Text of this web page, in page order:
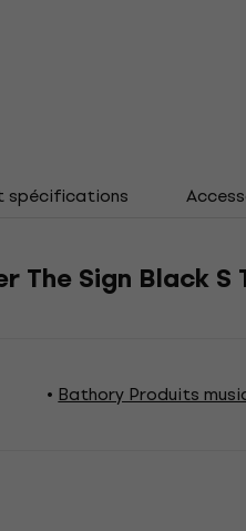
spécifications
The Sign Black S
Bathory Produits